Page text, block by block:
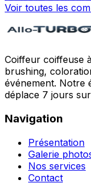
Voir toutes les
Coiffeur coiffeuse
brushing,
événement. Notre
déplace 7 jours
Navigation
Présentation
Galerie
Nos services
Contact